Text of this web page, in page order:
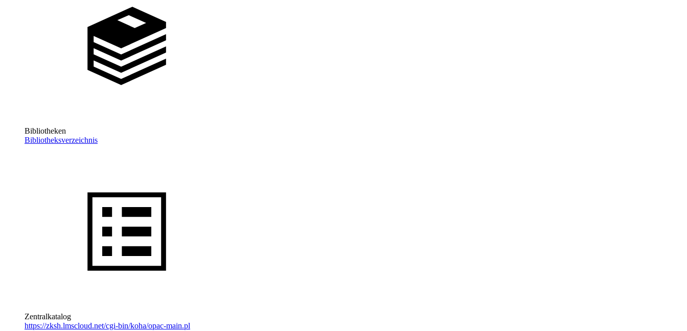
Bibliotheken
Bibliotheksverzeichnis
Zentralkatalog
https://zksh.lmscloud.net/cgi-bin/koha/opac-main.pl